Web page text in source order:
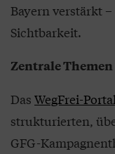
Bayern verstärkt
Sichtbarkeit.
Zentrale
Das WegFrei-Portal
strukturierten,
GFG-